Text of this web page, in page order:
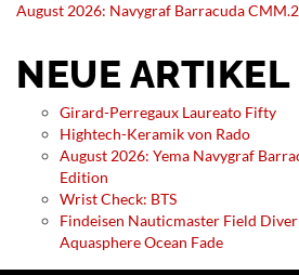
August 2026: Navygraf Barracuda
NEUE ARTIKEL
Girard-Perregaux Laureato Fifty
Hightech-Keramik von Rado
August 2026: Yema Navygraf
Edition
Wrist Check: BTS
Findeisen Nauticmaster Field Diver
Aquasphere Ocean Fade